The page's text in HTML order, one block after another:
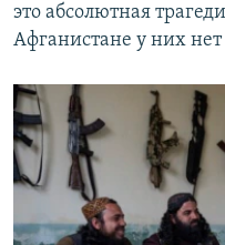
это абсолютная
Афганистане у них нет